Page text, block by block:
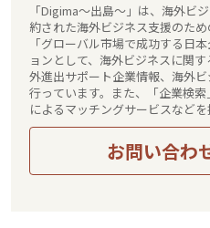
「Digima～出島～」は、海外ビ
約された海外ビジネス支援のため
「グローバル市場で成功する日
ョンとして、海外ビジネスに関
外進出サポート企業情報、海外
行っています。また、「企業検索
によるマッチングサービスなどを
お問い合わ